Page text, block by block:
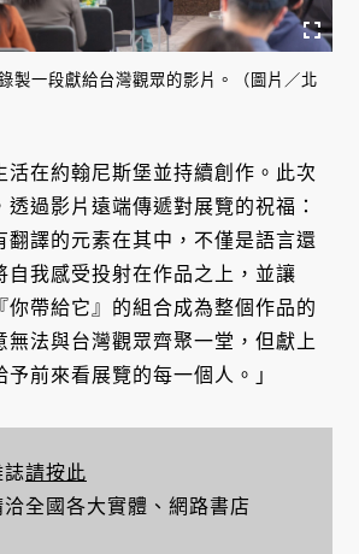
製一段獻給台灣觀眾的影片。（圖片／北
活在約翰尼斯堡並持續創作。此次
過影片遠端傳遞對展覽的祝福：
翻譯的元素在其中，不僅是語言還
自我感受投射在作品之上，並讓
你帶給它』的組合成為整個作品的
無法與台灣觀眾齊聚一堂，但獻上
前來看展覽的每一個人。」
請按此
全國各大實體、網路書店